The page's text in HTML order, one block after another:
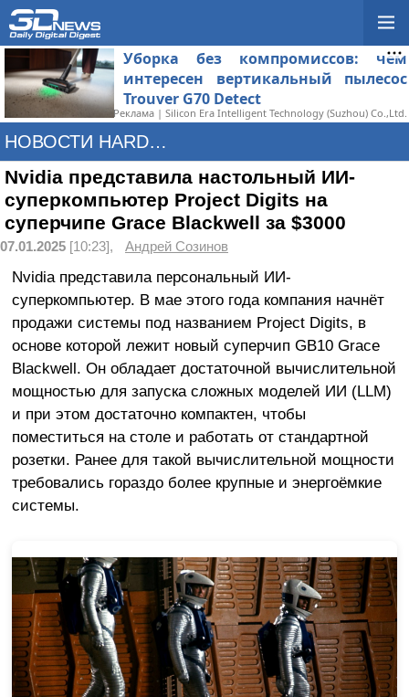
Уборка без компромиссов: чем
интересен вертикальный пылесос
Trouver G70 Detect
Реклама | Silicon Era Intelligent Technology (Suzhou) Co.,Ltd.
НОВОСТИ HARDWARE
Nvidia представила настольный ИИ-
суперкомпьютер Project Digits на
суперчипе Grace Blackwell за $3000
07.01.2025 [10:23], Андрей Созинов
Nvidia представила персональный ИИ-
суперкомпьютер. В мае этого года компания начнёт
продажи системы под названием Project Digits, в
основе которой лежит новый суперчип GB10 Grace
Blackwell. Он обладает достаточной вычислительной
мощностью для запуска сложных моделей ИИ (LLM)
и при этом достаточно компактен, чтобы
поместиться на столе и работать от стандартной
розетки. Ранее для такой вычислительной мощности
требовались гораздо более крупные и энергоёмкие
системы.